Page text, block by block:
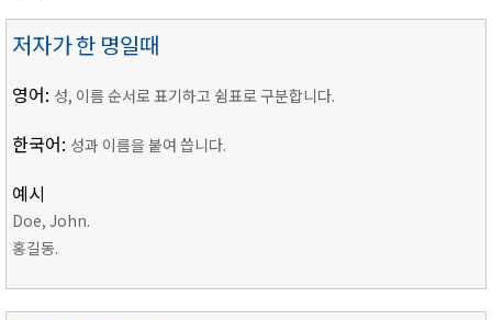
저자가 한 명일때
영어: 성, 이름 순서로 표기하고 쉼표로 구분합니다.
한국어: 성과 이름을 붙여 씁니다.
예시
Doe, John.
홍길동.